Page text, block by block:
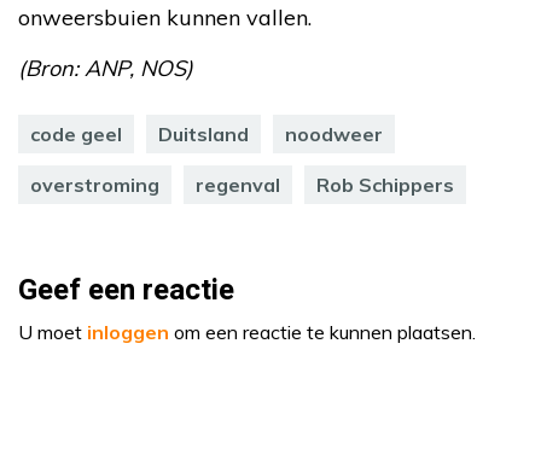
onweersbuien kunnen vallen.
(Bron: ANP, NOS)
code geel Duitsland noodweer
overstroming regenval Rob Schippers
Geef een reactie
U moet inloggen om een reactie te kunnen plaatsen.